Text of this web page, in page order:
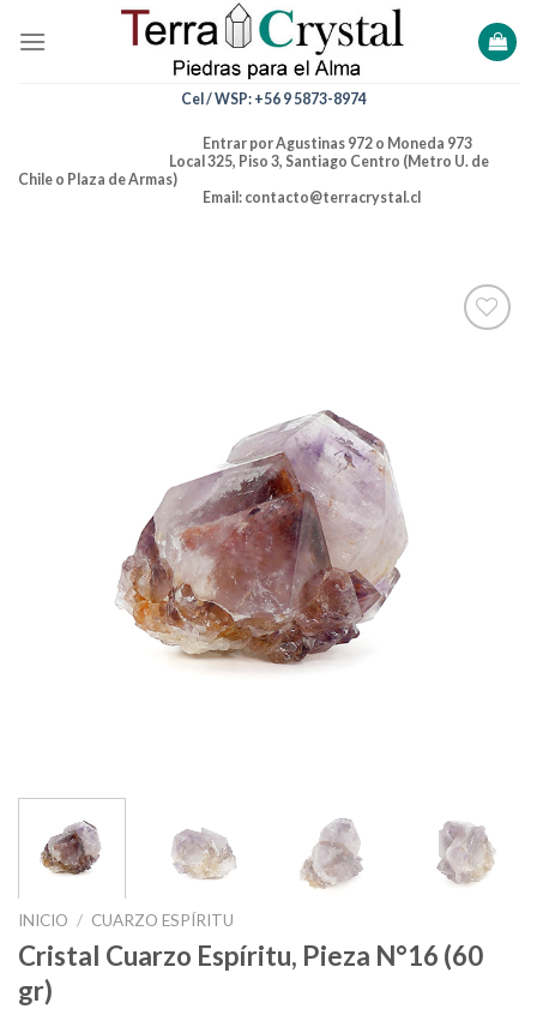
Cel / WSP: +56 9 5873-8974
Entrar por Agustinas 972 o Moneda 973
Local 325, Piso 3, Santiago Centro (Metro U. de
Chile o Plaza de Armas)
Email: contacto@terracrystal.cl
INICIO / CUARZO ESPÍRITU
Cristal Cuarzo Espíritu, Pieza N°16 (60
gr)